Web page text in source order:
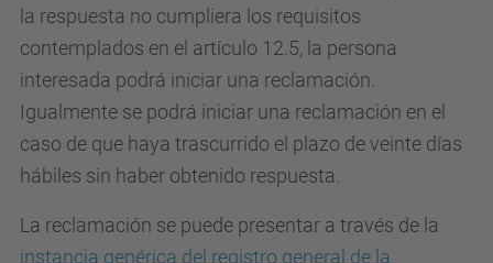
la respuesta no cumpliera los requisitos
contemplados en el artículo 12.5, la persona
interesada podrá iniciar una reclamación.
Igualmente se podrá iniciar una reclamación en el
caso de que haya trascurrido el plazo de veinte días
hábiles sin haber obtenido respuesta.
La reclamación se puede presentar a través de la
instancia genérica del registro general de la